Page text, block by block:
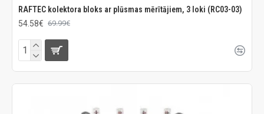
RAFTEC kolektora bloks ar plūsmas mērītājiem, 3 loki (RC03-03)
54.58€ 69.99€